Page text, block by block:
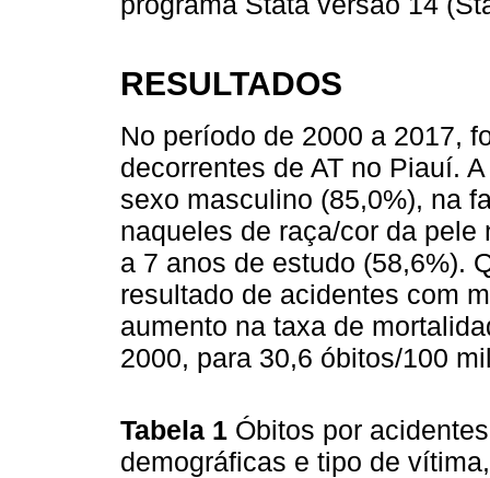
RESULTADOS
No período de 2000 a 2017,
decorrentes de AT no Piauí.
sexo masculino (85,0%), na
naqueles de raça/cor da
a 7 anos de estudo (58,6%).
resultado de acidentes com
aumento na taxa de
2000, para 30,6 óbitos/100
Tabela 1 Óbitos por
demográficas e tipo de